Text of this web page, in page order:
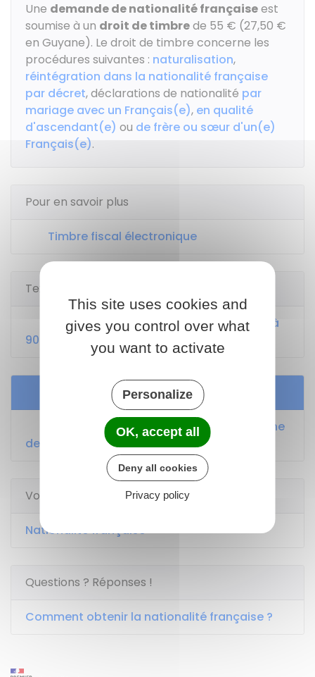
Une demande de nationalité françaiseest
soumise à un droit de timbrede 55 € (27,50 €
en Guyane). Le droit de timbre concerne les
procédures suivantes : naturalisation,
réintégration dans la nationalité française
par décret, déclarations de nationalité par
mariage avec un Français(e), en qualité
d'ascendant(e) ou de frère ou sœur d'un(e)
Français(e).
Pour en savoir plus
Timbre fiscal électronique
Textes de référence
Code général des impôts : articles 899 à
900 B
Services en ligne et formulaires
Acheter en ligne un timbre fiscal pour une
demande de nationalité française
Voir aussi
Nationalité française
Questions ? Réponses !
Comment obtenir la nationalité française ?
This site uses cookies and
gives you control over what
you want to activate
Personalize
OK, accept all
Deny all cookies
Privacy policy